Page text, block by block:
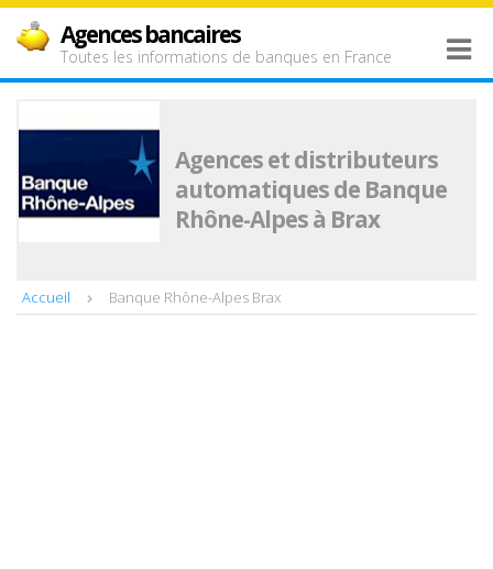
Agences bancaires
Toutes les informations de banques en France
Agences et distributeurs
automatiques de Banque
Rhône-Alpes à Brax
Accueil Banque Rhône-Alpes Brax